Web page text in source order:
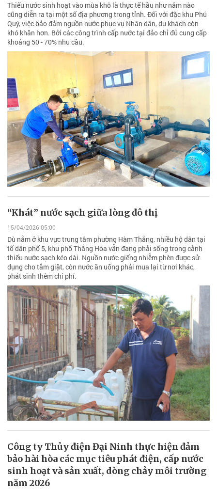
Thiếu nước sinh hoạt vào mùa khô là thực tế hầu như năm nào
cũng diễn ra tại một số địa phương trong tỉnh. Đối với đặc khu Phú
Quý, việc bảo đảm nguồn nước phục vụ Nhân dân, du khách còn
khó khăn hơn. Bởi các công trình cấp nước tại đảo chỉ đủ cung cấp
khoảng 50 - 70% nhu cầu.
“Khát” nước sạch giữa lòng đô thị
15/04/2026 05:00
Dù nằm ở khu vực trung tâm phường Hàm Thắng, nhiều hộ dân tại
tổ dân phố 5, khu phố Thắng Hòa vẫn đang phải sống trong cảnh
thiếu nước sạch kéo dài. Nguồn nước giếng nhiễm phèn được sử
dụng cho tắm giặt, còn nước ăn uống phải mua lại từ nơi khác,
phát sinh thêm chi phí.
Công ty Thủy điện Đại Ninh thực hiện đảm
bảo hài hòa các mục tiêu phát điện, cấp nước
sinh hoạt và sản xuất, dòng chảy môi trường
năm 2026